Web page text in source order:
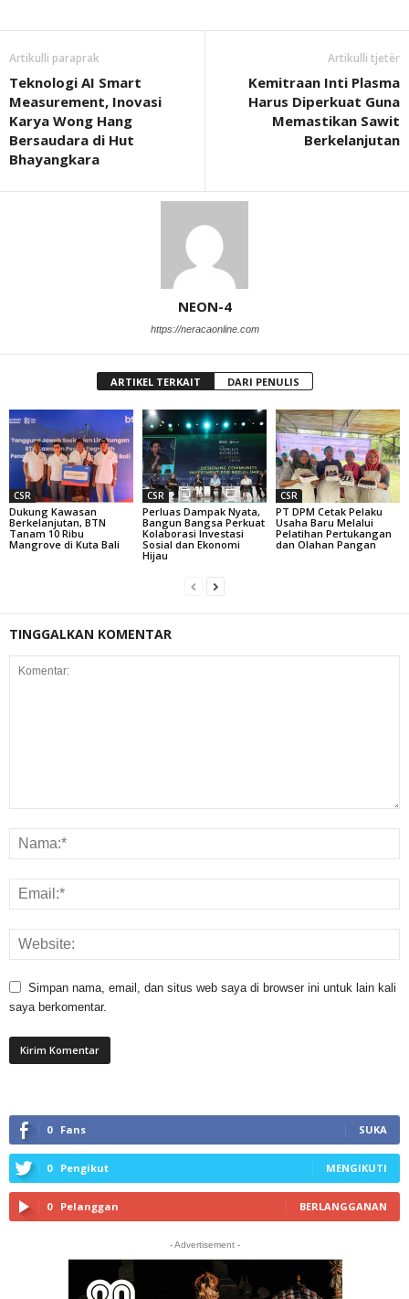
Artikulli paraprak
Teknologi AI Smart
Measurement, Inovasi
Karya Wong Hang
Bersaudara di Hut
Bhayangkara
Artikulli tjetër
Kemitraan Inti Plasma
Harus Diperkuat Guna
Memastikan Sawit
Berkelanjutan
NEON-4
https://neracaonline.com
ARTIKEL TERKAIT DARI PENULIS
CSR
Dukung Kawasan
Berkelanjutan, BTN
Tanam 10 Ribu
Mangrove di Kuta Bali
CSR
Perluas Dampak Nyata,
Bangun Bangsa Perkuat
Kolaborasi Investasi
Sosial dan Ekonomi
Hijau
CSR
PT DPM Cetak Pelaku
Usaha Baru Melalui
Pelatihan Pertukangan
dan Olahan Pangan
TINGGALKAN KOMENTAR
Simpan nama, email, dan situs web saya di browser ini untuk lain kali
saya berkomentar.
0 Fans SUKA
0 Pengikut MENGIKUTI
0 Pelanggan BERLANGGANAN
- Advertisement -